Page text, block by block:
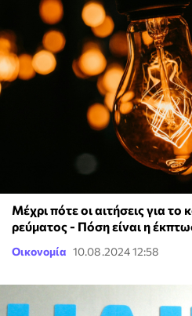
Μέχρι πότε οι αιτήσεις για το
ρεύματος - Πόση είναι η
Οικονομία 10.08.2024 12:58